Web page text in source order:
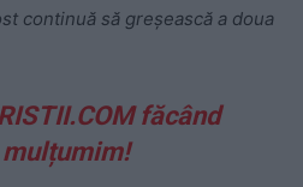
continuă să greșească a doua
făcând
mulțumim!